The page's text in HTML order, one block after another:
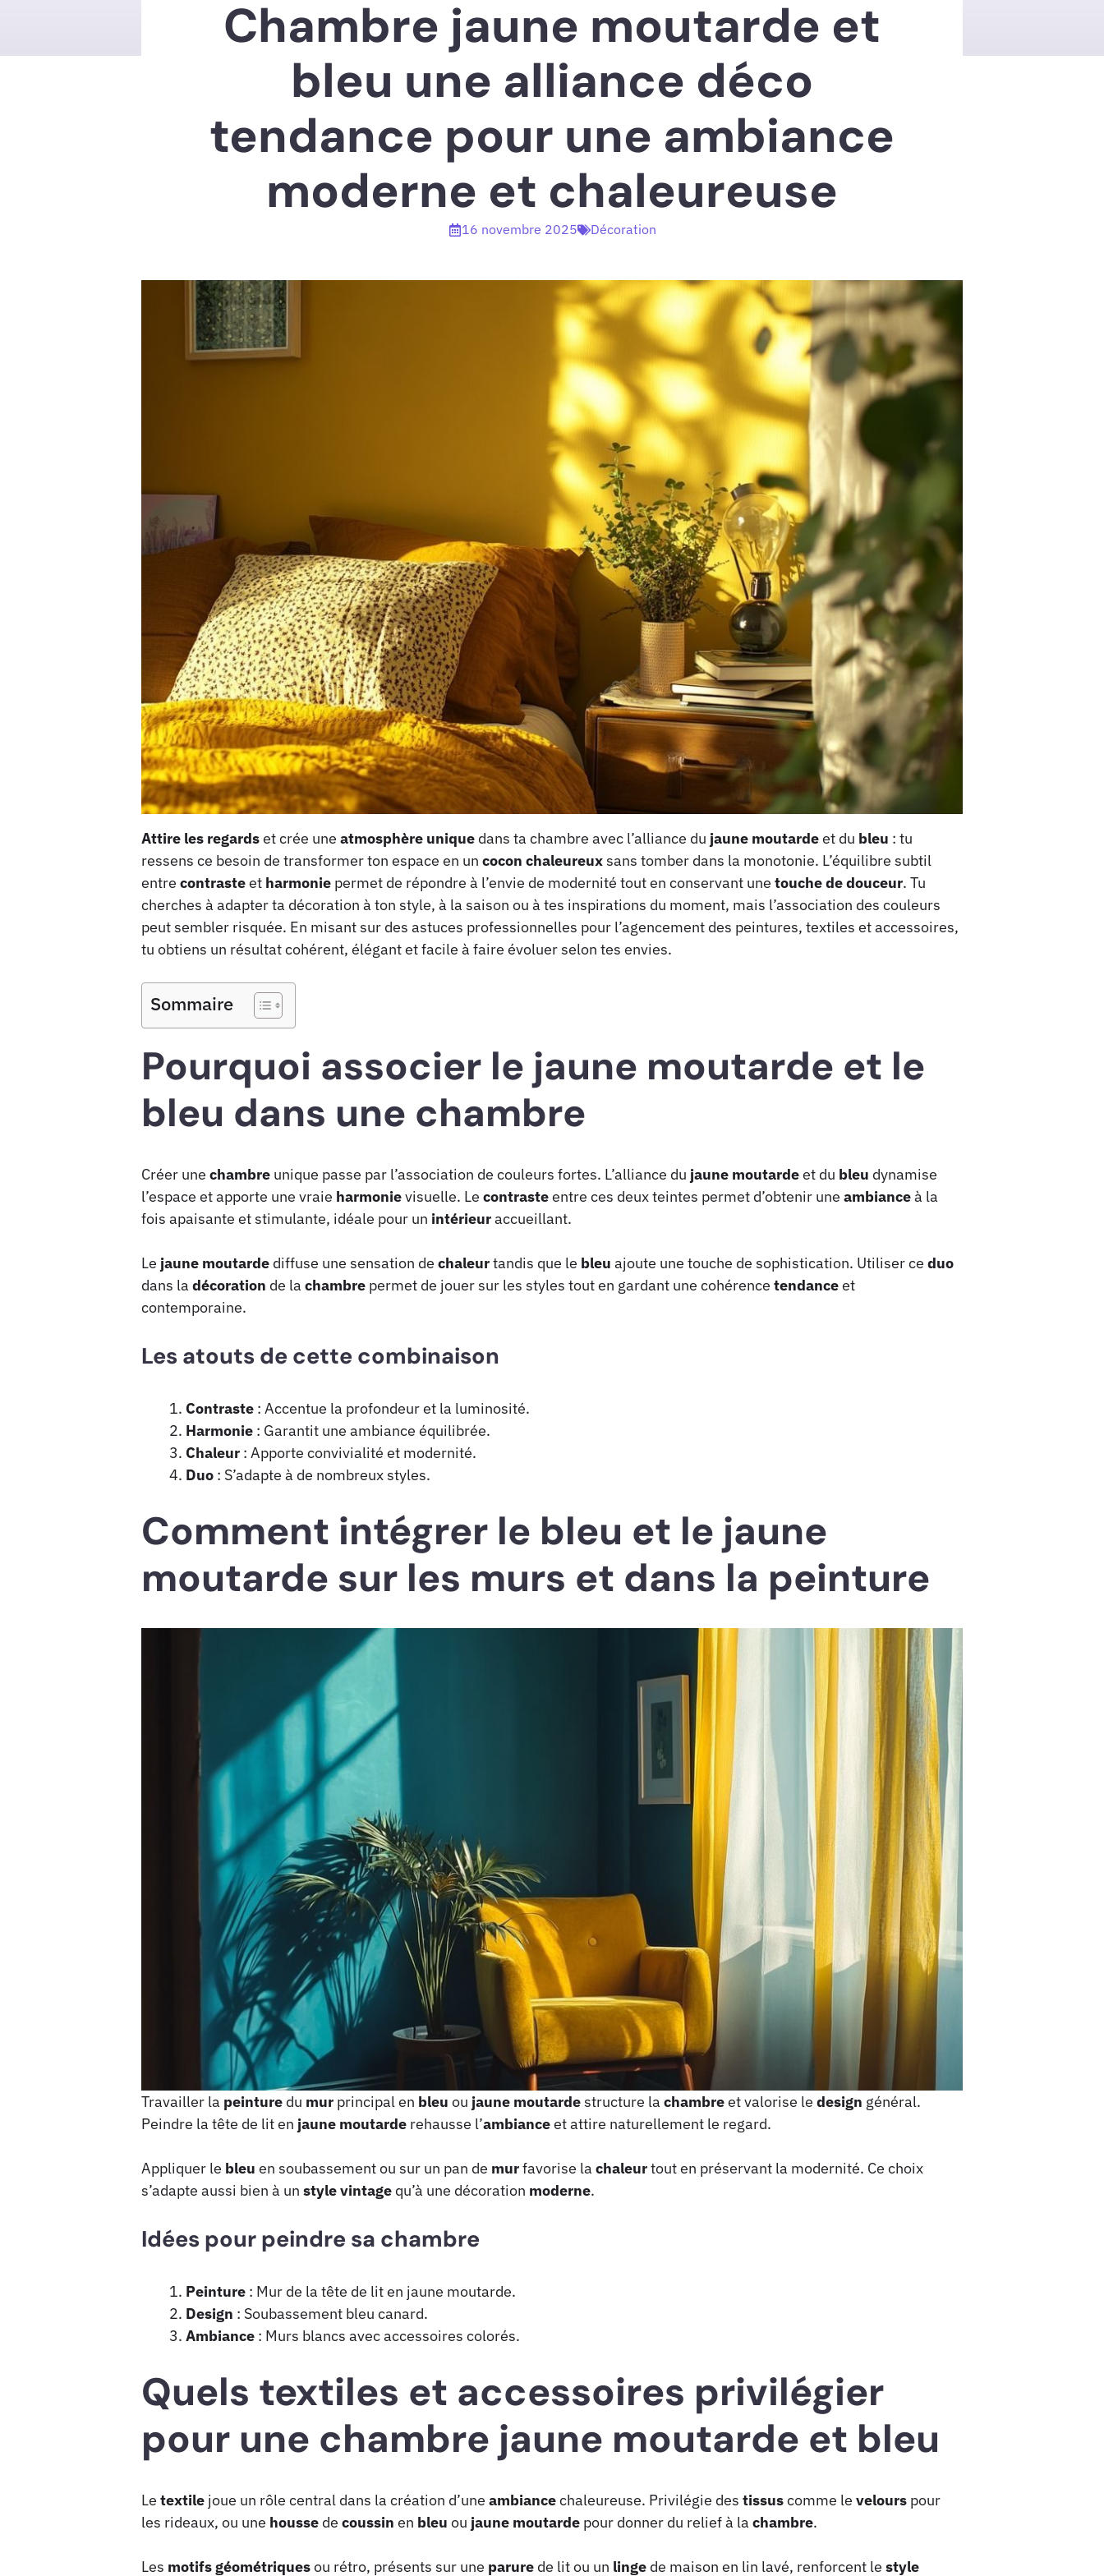
Chambre jaune moutarde et
bleu une alliance déco
tendance pour une ambiance
moderne et chaleureuse
16 novembre 2025 Décoration
Attire les regardset crée une atmosphère unique dans ta chambre avec l’alliance du jaune moutardeet du bleu : tu
ressens ce besoin de transformer ton espace en un cocon chaleureuxsans tomber dans la monotonie. L’équilibre subtil
entre contrasteet harmonie permet de répondre à l’envie de modernité tout en conservant une touche de douceur. Tu
cherches à adapter ta décoration à ton style, à la saison ou à tes inspirations du moment, mais l’association des couleurs
peut sembler risquée. En misant sur des astuces professionnelles pour l’agencement des peintures, textiles et accessoires,
tu obtiens un résultat cohérent, élégant et facile à faire évoluer selon tes envies.
Sommaire
Pourquoi associer le jaune moutarde et le
bleu dans une chambre
Créer une chambre unique passe par l’association de couleurs fortes. L’alliance du jaune moutardeet du bleu dynamise
l’espace et apporte une vraie harmonievisuelle. Le contrasteentre ces deux teintes permet d’obtenir une ambianceà la
fois apaisante et stimulante, idéale pour un intérieuraccueillant.
Le jaune moutarde diffuse une sensation de chaleurtandis que le bleu ajoute une touche de sophistication. Utiliser ce duo
dans la décoration de la chambre permet de jouer sur les styles tout en gardant une cohérence tendanceet
contemporaine.
Les atouts de cette combinaison
Contraste : Accentue la profondeur et la luminosité.
Harmonie : Garantit une ambiance équilibrée.
Chaleur : Apporte convivialité et modernité.
Duo : S’adapte à de nombreux styles.
Comment intégrer le bleu et le jaune
moutarde sur les murs et dans la peinture
Travailler la peinture du mur principal en bleu ou jaune moutardestructure la chambreet valorise le design général.
Peindre la tête de lit en jaune moutarde rehausse l’ambianceet attire naturellement le regard.
Appliquer le bleu en soubassement ou sur un pan de murfavorise la chaleurtout en préservant la modernité. Ce choix
s’adapte aussi bien à un stylevintage qu’à une décoration moderne.
Idées pour peindre sa chambre
Peinture : Mur de la tête de lit en jaune moutarde.
Design : Soubassement bleu canard.
Ambiance : Murs blancs avec accessoires colorés.
Quels textiles et accessoires privilégier
pour une chambre jaune moutarde et bleu
Le textile joue un rôle central dans la création d’une ambiancechaleureuse. Privilégie des tissuscomme le velours pour
les rideaux, ou une housse de coussin en bleu ou jaune moutarde pour donner du relief à la chambre.
Les motifsgéométriquesou rétro, présents sur une parure de lit ou un linge de maison en lin lavé, renforcent le style